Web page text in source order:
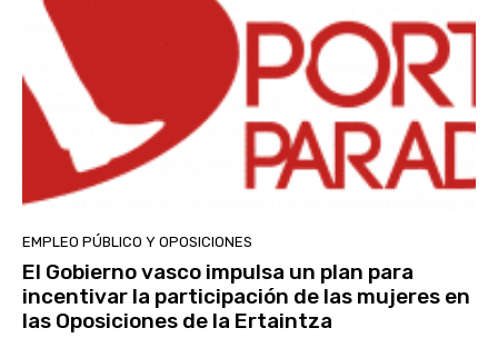
EMPLEO PÚBLICO Y OPOSICIONES
El Gobierno vasco impulsa un plan para
incentivar la participación de las mujeres en
las Oposiciones de la Ertaintza